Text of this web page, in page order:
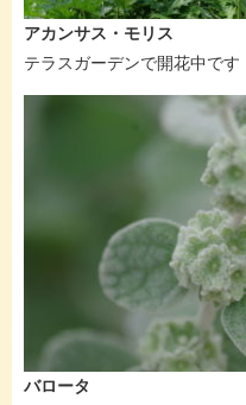
アカンサス・モリス
テラスガーデンで開花中です
バロータ